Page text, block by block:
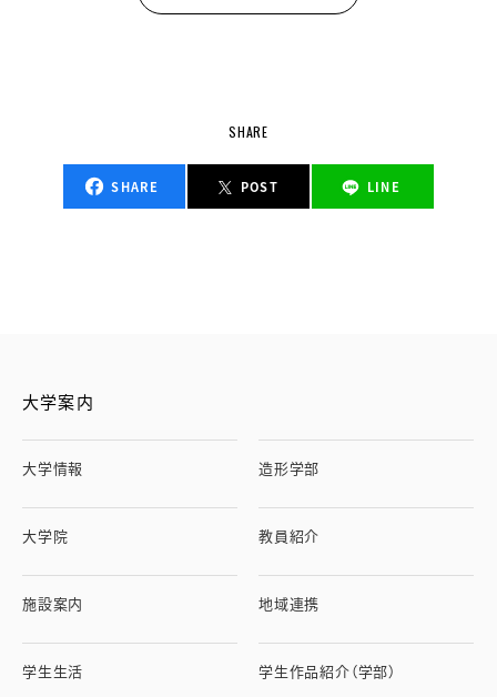
SHARE
SHARE POST LINE
大学案内
大学情報 造形学部
大学院 教員紹介
施設案内 地域連携
学生生活 学生作品紹介（学部）